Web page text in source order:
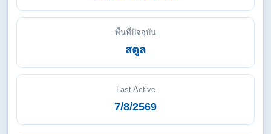
พื้นที่ปัจจุบัน
สตูล
Last Active
7/8/2569